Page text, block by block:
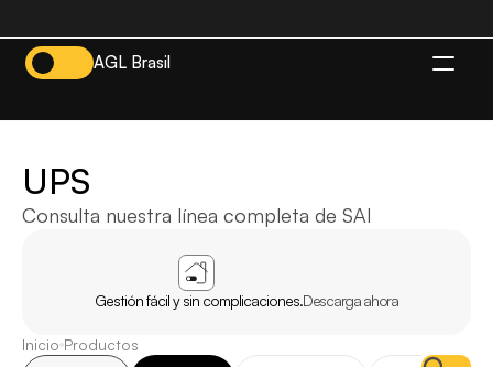
AGL Brasil
UPS
Consulta nuestra línea completa de SAI
Gestión fácil y sin complicaciones.Descarga ahora
Inicio Productos